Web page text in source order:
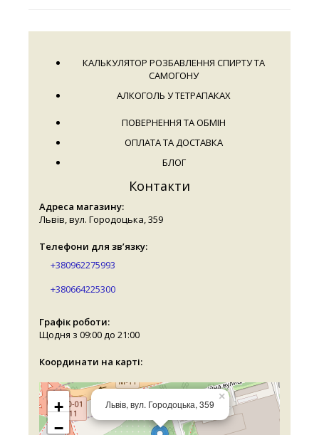
КАЛЬКУЛЯТОР РОЗБАВЛЕННЯ СПИРТУ ТА
САМОГОНУ
АЛКОГОЛЬ У ТЕТРАПАКАХ
ПОВЕРНЕННЯ ТА ОБМІН
ОПЛАТА ТА ДОСТАВКА
БЛОГ
Контакти
Адреса магазину:
Львів, вул. Городоцька, 359
Телефони для зв’язку:
+380962275993
+380664225300
Графік роботи:
Щодня з 09:00 до 21:00
Координати на карті:
Львів, вул. Городоцька, 359
×
+
−